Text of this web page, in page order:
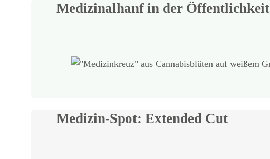
Medizinalhanf in der Öffentlichkeit
Medizin-Spot: Extended Cut